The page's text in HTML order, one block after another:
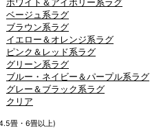
ベージュ系ラグ
ブラウン系ラグ
イエロー＆オレンジ系ラグ
ピンク＆レッド系ラグ
グリーン系ラグ
ブルー・ネイビー＆パープル系ラグ
グレー＆ブラック系ラグ
クリア
畳・6畳以上)